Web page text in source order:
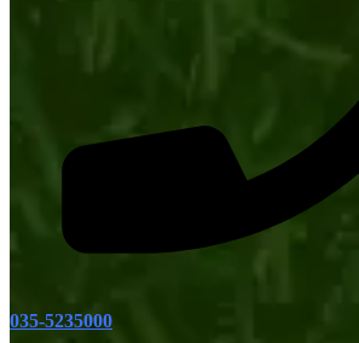
035-5235000